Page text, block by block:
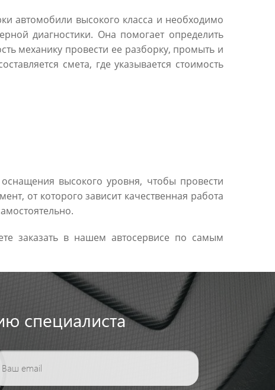
автомобили высокого класса и необходимо
диагностики. Она помогает определить
механику провести ее разборку, промыть и
смета, где указывается стоимость
высокого уровня, чтобы провести
от которого зависит качественная работа
заказать в нашем автосервисе по самым
специалиста